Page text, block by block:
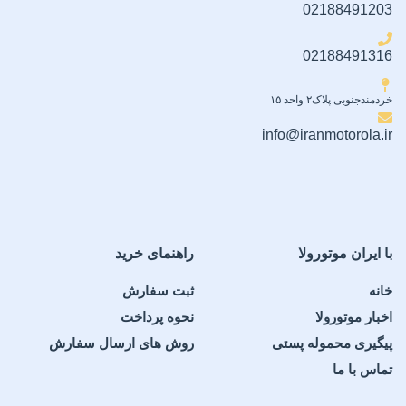
02188491203
02188491316
خردمندجنوبی پلاک۲ واحد ۱۵
info@iranmotorola.ir
با ایران موتورولا
خانه
اخبار موتورولا
پیگیری محموله پستی
تماس با ما
راهنمای خرید
ثبت سفارش
نحوه پرداخت
روش های ارسال سفارش